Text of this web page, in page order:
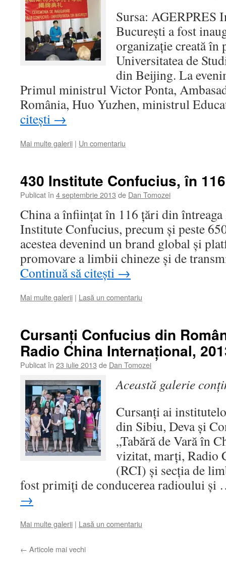
Sursa: AGERPRES
București a fost
organizație creată în
Universitatea de
din Beijing. La
Primul ministrul Victor Ponta,
România, Huo Yuzhen, ministrul
citești →
Mai multe galerii | Un comentariu
430 Institute Confucius, în
Publicat în 4 septembrie 2013 de Dan Tomozei
China a înfiinţat în 116 ţări din
Institute Confucius, precum şi peste
acestea devenind un brand global şi
promovare a limbii chineze şi de
Continuă să citești →
Mai multe galerii | Lasă un comentariu
Cursanţi Confucius din
Radio China Internaţional,
Publicat în 23 iulie 2013 de Dan Tomozei
Această galerie
Cursanţi ai
din Sibiu, Deva şi
„Tabără de Vară în
vizitat, marţi, Radio
(RCI) şi secţia de
fost primiţi de conducerea radioului
→
Mai multe galerii | Lasă un comentariu
← Articole mai vechi